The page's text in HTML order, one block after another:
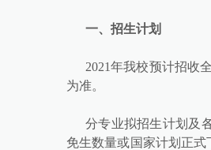
一、招生计划
2021年我校预计招收
为准。
分专业拟招生计划及
免生数量或国家计划正